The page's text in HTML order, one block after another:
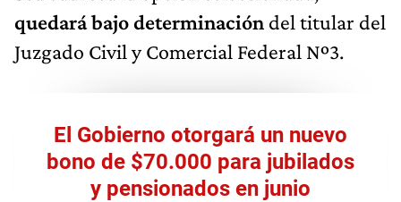
quedará bajo determinación del titular del
Juzgado Civil y Comercial Federal Nº3.
El Gobierno otorgará un nuevo
bono de $70.000 para jubilados
y pensionados en junio